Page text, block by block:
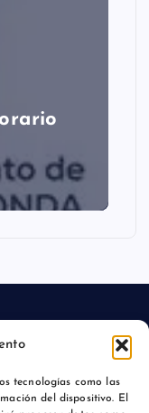
tecnologías como las
del dispositivo. El